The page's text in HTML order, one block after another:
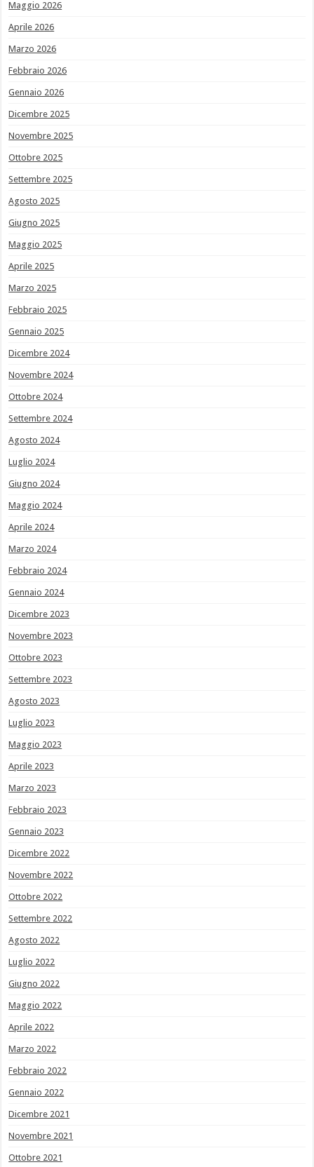
Maggio 2026
Aprile 2026
Marzo 2026
Febbraio 2026
Gennaio 2026
Dicembre 2025
Novembre 2025
Ottobre 2025
Settembre 2025
Agosto 2025
Giugno 2025
Maggio 2025
Aprile 2025
Marzo 2025
Febbraio 2025
Gennaio 2025
Dicembre 2024
Novembre 2024
Ottobre 2024
Settembre 2024
Agosto 2024
Luglio 2024
Giugno 2024
Maggio 2024
Aprile 2024
Marzo 2024
Febbraio 2024
Gennaio 2024
Dicembre 2023
Novembre 2023
Ottobre 2023
Settembre 2023
Agosto 2023
Luglio 2023
Maggio 2023
Aprile 2023
Marzo 2023
Febbraio 2023
Gennaio 2023
Dicembre 2022
Novembre 2022
Ottobre 2022
Settembre 2022
Agosto 2022
Luglio 2022
Giugno 2022
Maggio 2022
Aprile 2022
Marzo 2022
Febbraio 2022
Gennaio 2022
Dicembre 2021
Novembre 2021
Ottobre 2021